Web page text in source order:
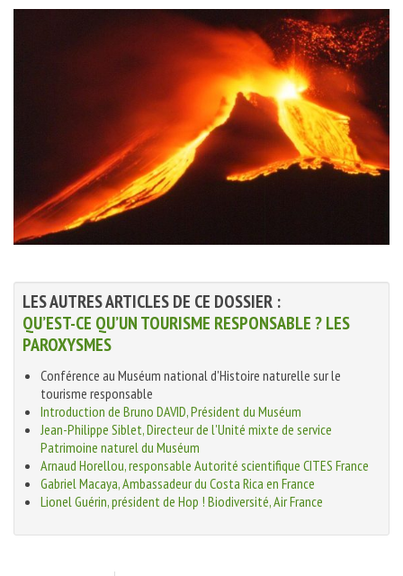
LES AUTRES ARTICLES DE CE DOSSIER :
QU’EST-CE QU’UN TOURISME RESPONSABLE ? LES
PAROXYSMES
Conférence au Muséum national d'Histoire naturelle sur le
tourisme responsable
Introduction de Bruno DAVID, Président du Muséum
Jean-Philippe Siblet, Directeur de l'Unité mixte de service
Patrimoine naturel du Muséum
Arnaud Horellou, responsable Autorité scientifique CITES France
Gabriel Macaya, Ambassadeur du Costa Rica en France
Lionel Guérin, président de Hop ! Biodiversité, Air France